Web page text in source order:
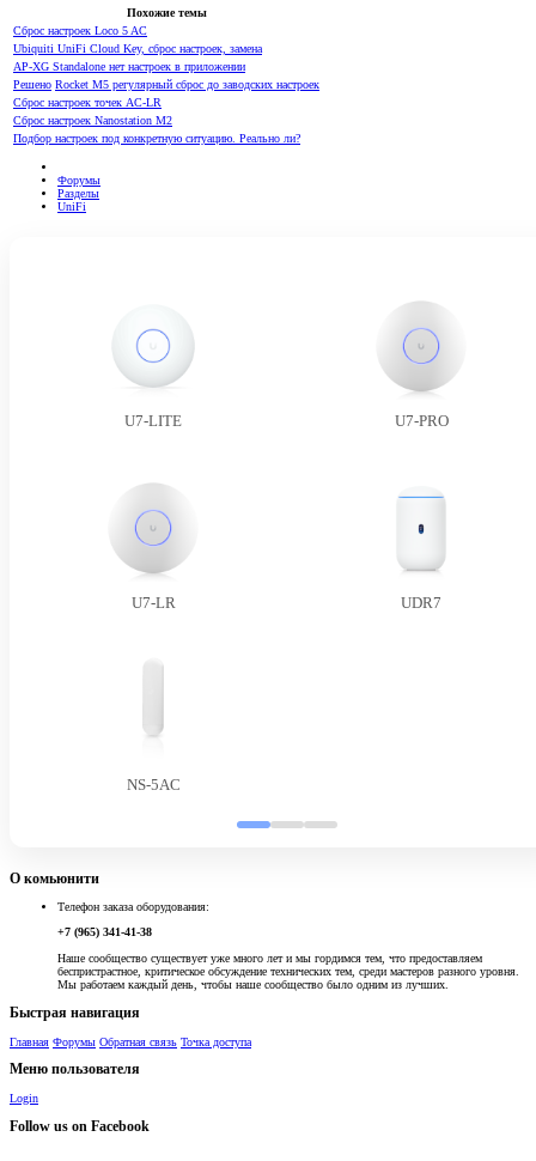
Похожие темы
Сброс настроек Loco 5 AC
Ubiquiti UniFi Cloud Key, сброс настроек, замена
AP-XG Standalone нет настроек в приложении
Решено Rocket M5 регулярный сброс до заводских настроек
Сброс настроек точек AC-LR
Сброс настроек Nanostation M2
Подбор настроек под конкретную ситуацию. Реально ли?
Форумы
Разделы
UniFi
U7-LITE U7-PRO
U7-LR UDR7
NS-5AC
О комьюнити
Телефон заказа оборудования:
+7 (965) 341-41-38
Наше сообщество существует уже много лет и мы гордимся тем, что предоставляем
беспристрастное, критическое обсуждение технических тем, среди мастеров разного уровня.
Мы работаем каждый день, чтобы наше сообщество было одним из лучших.
Быстрая навигация
Главная Форумы Обратная связь Точка доступа
Меню пользователя
Login
Follow us on Facebook